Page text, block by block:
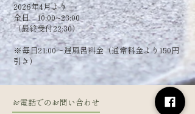
2026年4月より
全日 10:00~23:00
（最終受付22:30）
​※毎日21:00～遅風呂料金（通常料金より150円
引き）
お電話でのお問い合わせ